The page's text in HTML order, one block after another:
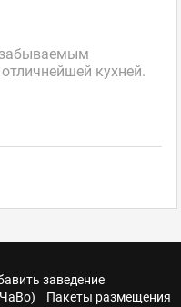
кухней.
заведение
Пакеты размещения